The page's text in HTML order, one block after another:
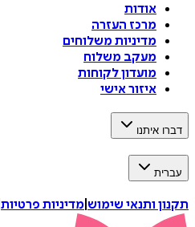
אודות
מרכז העזרה
מדיניות משלוחים
מעקב משלוח
מועדון לקוחות
איזור אישי
דברו איתנו
עברית
תקנון ותנאי שימוש מדיניות פרטיות